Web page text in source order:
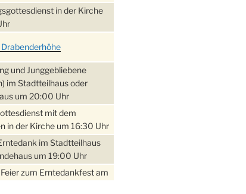
in der Kirche
und Junggebliebene
im Stadtteilhaus oder
um 20:00 Uhr
mit dem
in der Kirche um 16:30 Uhr
im Stadtteilhaus
um 19:00 Uhr
zum Erntedankfest am